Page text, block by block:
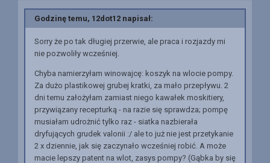
Godzinę temu, 12dot12 napisał:
Sorry że po tak długiej przerwie, ale praca i rozjazdy mi
nie pozwoliły wcześniej.
Chyba namierzyłam winowajcę: koszyk na wlocie pompy.
Za dużo plastikowej grubej kratki, za mało przepływu. 2
dni temu założyłam zamiast niego kawałek moskitiery,
przywiązany recepturką - na razie się sprawdza; pompę
musiałam udrożnić tylko raz - siatka nazbierała
dryfujących grudek valonii :/ ale to już nie jest przetykanie
2 x dziennie, jak się zaczynało wcześniej robić. A może
macie lepszy patent na wlot, zasys pompy? (Gąbka by się